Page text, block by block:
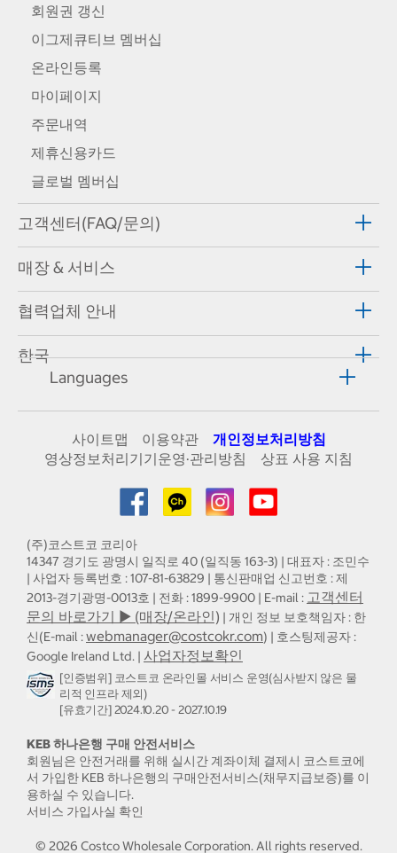
회원권 갱신
이그제큐티브 멤버십
온라인등록
마이페이지
주문내역
제휴신용카드
글로벌 멤버십
고객센터(FAQ/문의)
매장 & 서비스
협력업체 안내
한국
Languages
사이트맵 이용약관
개인정보처리방침
영상정보처리기기운영·관리방침
상표 사용 지침
(주)코스트코 코리아
14347 경기도 광명시 일직로 40 (일직동 163-3) | 대표자 : 조민수
| 사업자 등록번호 : 107-81-63829 | 통신판매업 신고번호 : 제
2013-경기광명-0013호 | 전화 : 1899-9900 | E-mail : 고객센터
문의 바로가기 ▶ (매장/온라인) | 개인 정보 보호책임자 : 한
신(E-mail :webmanager@costcokr.com) | 호스팅제공자 :
Google Ireland Ltd. | 사업자정보확인
[인증범위] 코스트코 온라인몰 서비스 운영(심사받지 않은 물
리적 인프라 제외)
[유효기간] 2024.10.20 - 2027.10.19
KEB 하나은행 구매 안전서비스
회원님은 안전거래를 위해 실시간 계좌이체 결제시 코스트코에
서 가입한 KEB 하나은행의 구매안전서비스(채무지급보증)를 이
용하실 수 있습니다.
서비스 가입사실 확인
© 2026 Costco Wholesale Corporation.All rights reserved.